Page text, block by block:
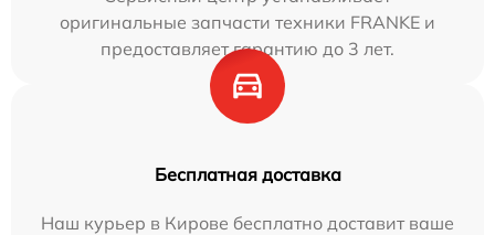
оригинальные запчасти техники FRANKE и
предоставляет гарантию до 3 лет.
Бесплатная доставка
Наш курьер в Кирове бесплатно доставит ваше